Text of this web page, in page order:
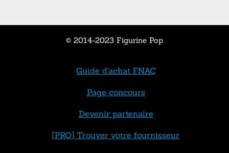
© 2014-2023 Figurine Pop
Guide d'achat FNAC
Page concours
Devenir partenaire
[PRO] Trouver votre fournisseur